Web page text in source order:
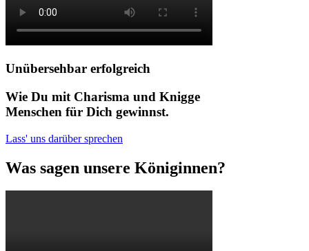
Unübersehbar erfolgreich
Wie Du mit Charisma und Knigge
Menschen für Dich gewinnst.
Lass' uns darüber sprechen
Was sagen unsere Königinnen?